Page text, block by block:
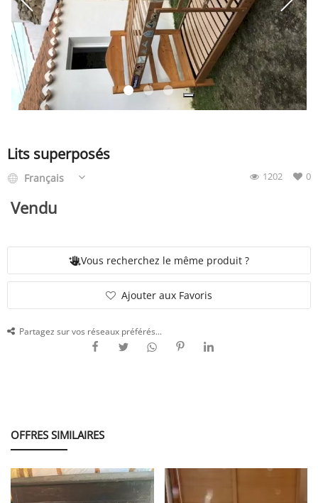
SERVICE
ÉVÉNEMENT
BILLET & COVOIT'
Français
Lits superposés
0
1202
Français
Vendu
Vous recherchez le même produit ?
Ajouter aux Favoris
Partagez sur vos réseaux préférés...
OFFRES SIMILAIRES